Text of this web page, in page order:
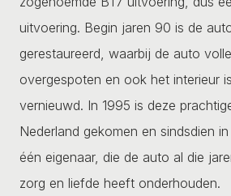
uitvoering. Begin jaren 90 is de
gerestaureerd, waarbij de auto
overgespoten en ook het interieur
vernieuwd. In 1995 is deze
Nederland gekomen en sindsdien
één eigenaar, die de auto al die
zorg en liefde heeft onderhouden.